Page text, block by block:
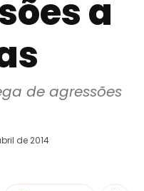
a
de agressões
de 2014